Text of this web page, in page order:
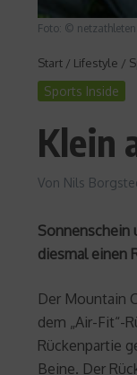
Foto: ©
Start / Lifestyle /
Sports Inside
Klein
Von Nils
Sonnenschein
diesmal einen
Der Mountain
dem „Air-Fit“-
Rückenpartie
Beine. Der